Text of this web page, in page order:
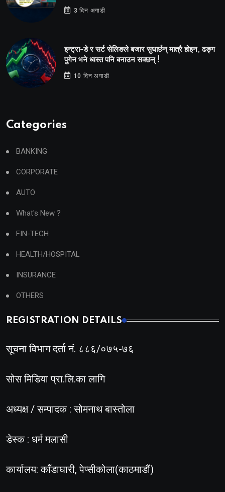
3 दिन अगाडी
इन्ट्रा-डे र सर्ट सेलिङले बजार सुधार्छन् मात्रै होइन, ढङ्ग
पुगेन भने ध्वस्त पनि बनाउन सक्छन् !
10 दिन अगाडी
Categories
BANKING
CORPORATE
AUTO
What's New ?
FIN-TECH
HEALTH/HOSPITAL
INSURANCE
OTHERS
REGISTRATION DETAILS
सूचना विभाग दर्ता नं. ८८६/०७५-७६
सोस मिडिया प्रा.लि.का लागि
अध्यक्ष / सम्पादक : सोमनाथ बास्तोला
डेस्क : धर्म मलासी
कार्यालय: काँडाघारी, पेप्सीकोला(काठमाडौं)